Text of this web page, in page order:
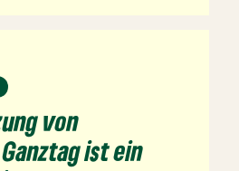
von
ist ein